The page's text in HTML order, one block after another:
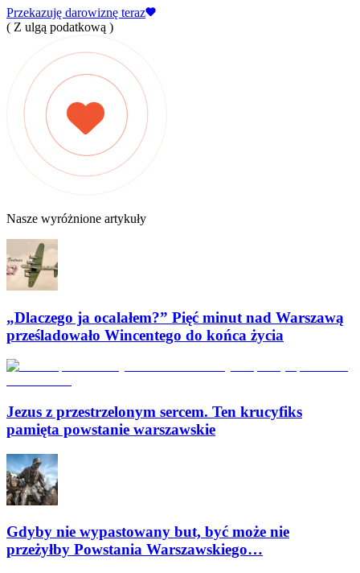
Przekazuję darowiznę teraz
( Z ulgą podatkową )
Nasze wyróżnione artykuły
„Dlaczego ja ocalałem?” Pięć minut nad Warszawą
prześladowało Wincentego do końca życia
Jezus z przestrzelonym sercem. Ten krucyfiks
pamięta powstanie warszawskie
Gdyby nie wypastowany but, być może nie
przeżyłby Powstania Warszawskiego…